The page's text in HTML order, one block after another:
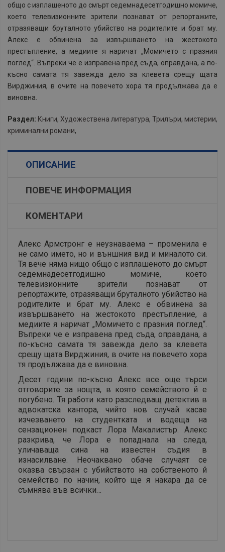
общо с изплашеното до смърт седемнадесетгодишно момиче,
което телевизионните зрители познават от репортажите,
отразяващи бруталното убийство на родителите и брат му.
Алекс е обвинена за извършването на жестокото
престъпление, а медиите я наричат „Момичето с празния
поглед“. Въпреки че е изправена пред съда, оправдана, а по-
късно самата тя завежда дело за клевета срещу щата
Вирджиния, в очите на повечето хора тя продължава да е
виновна.
Раздел: Книги, Художествена литература, Трилъри, мистерии,
криминални романи,
ОПИСАНИЕ
ПОВЕЧЕ ИНФОРМАЦИЯ
КОМЕНТАРИ
Алекс Армстронг е неузнаваема – променила е
не само името, но и външния вид и миналото си.
Тя вече няма нищо общо с изплашеното до смърт
седемнадесетгодишно момиче, което
телевизионните зрители познават от
репортажите, отразяващи бруталното убийство на
родителите и брат му. Алекс е обвинена за
извършването на жестокото престъпление, а
медиите я наричат „Момичето с празния поглед“.
Въпреки че е изправена пред съда, оправдана, а
по-късно самата тя завежда дело за клевета
срещу щата Вирджиния, в очите на повечето хора
тя продължава да е виновна.
Десет години по-късно Алекс все още търси
отговорите за нощта, в която семейството й е
погубено. Тя работи като разследващ детектив в
адвокатска кантора, чийто нов случай касае
изчезването на студентката и водеща на
сензационен подкаст Лора Макалистър. Алекс
разкрива, че Лора е попаднала на следа,
уличаваща сина на известен съдия в
изнасилване. Неочаквано обаче случаят се
оказва свързан с убийството на собственото й
семейство по начин, който ще я накара да се
съмнява във всички…